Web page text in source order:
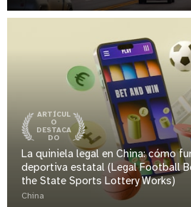
ARTÍCUL
O
DESTACA
DO
La quiniela legal en China: cómo
deportiva estatal (Legal Football
the State Sports Lottery Works)
China